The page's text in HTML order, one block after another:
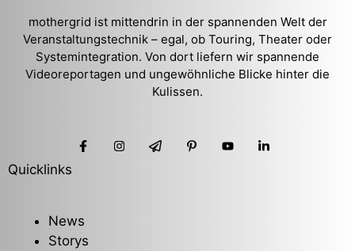
mothergrid ist mittendrin in der spannenden Welt der
Veranstaltungstechnik – egal, ob Touring, Theater oder
Systemintegration. Von dort liefern wir spannende
Videoreportagen und ungewöhnliche Blicke hinter die
Kulissen.
Quicklinks
News
Storys